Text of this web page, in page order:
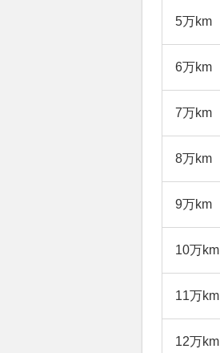
5万km
6万km
7万km
8万km
9万km
10万km
11万km
12万km